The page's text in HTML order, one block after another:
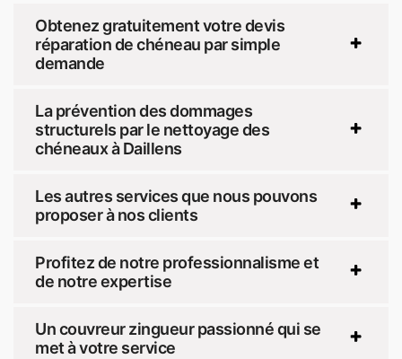
Obtenez gratuitement votre devis
réparation de chéneau par simple
demande
La prévention des dommages
structurels par le nettoyage des
chéneaux à Daillens
Les autres services que nous pouvons
proposer à nos clients
Profitez de notre professionnalisme et
de notre expertise
Un couvreur zingueur passionné qui se
met à votre service